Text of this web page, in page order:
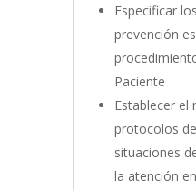
Especificar
prevención
Paciente
Establecer el
protocolos
situaciones
la atención